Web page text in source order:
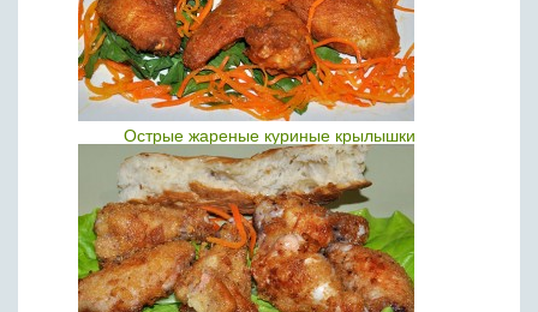
Острые жареные куриные крылышки